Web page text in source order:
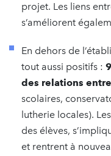
projet. Les liens
s’améliorent
En dehors de
tout aussi positifs :
des relations
scolaires,
lutherie locales).
des élèves,
et rentrent à